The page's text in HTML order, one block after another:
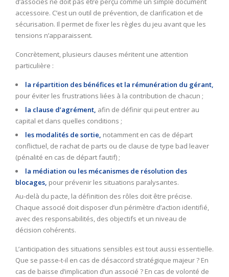
accessoire. C’est un outil de prévention, de clarification et de
sécurisation. Il permet de fixer les règles du jeu avant que les
tensions n’apparaissent.
Concrètement, plusieurs clauses méritent une attention
particulière :
la répartition des bénéfices et la rémunération du gérant,
pour éviter les frustrations liées à la contribution de chacun ;
la clause d’agrément, afin de définir qui peut entrer au
capital et dans quelles conditions ;
les modalités de sortie, notamment en cas de départ
conflictuel, de rachat de parts ou de clause de type bad leaver
(pénalité en cas de départ fautif) ;
la médiation ou les mécanismes de résolution des
blocages, pour prévenir les situations paralysantes.
Au-delà du pacte, la définition des rôles doit être précise.
Chaque associé doit disposer d’un périmètre d’action identifié,
avec des responsabilités, des objectifs et un niveau de
décision cohérents.
L’anticipation des situations sensibles est tout aussi essentielle.
Que se passe-t-il en cas de désaccord stratégique majeur ? En
cas de baisse d’implication d’un associé ? En cas de volonté de